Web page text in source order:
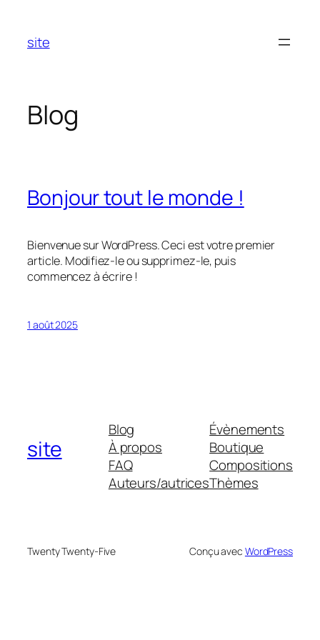
contenu
site
Blog
Bonjour tout le monde !
Bienvenue sur WordPress. Ceci est votre premier
article. Modifiez-le ou supprimez-le, puis
commencez à écrire !
1 août 2025
site
Blog
À propos
FAQ
Auteurs/autrices
Évènements
Boutique
Compositions
Thèmes
Twenty Twenty-Five Conçu avec WordPress